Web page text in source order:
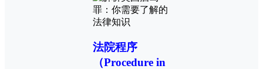
法院程序
（Procedure in